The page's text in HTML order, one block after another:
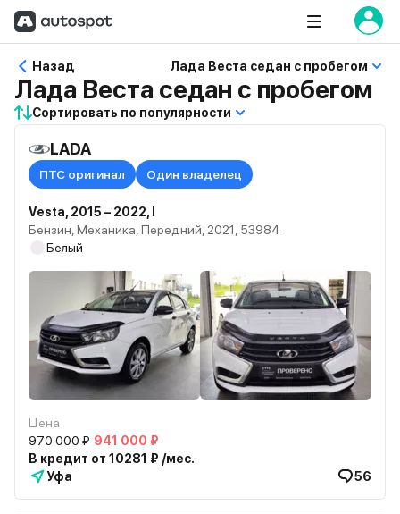
Назад Лада Веста седан с пробегом
Лада Веста седан с пробегом
Сортировать по популярности
LADA
ПТС оригинал Один владелец
Vesta, 2015 – 2022, I
Бензин, Механика, Передний, 2021, 53984
Белый
Цена
970 000 ₽ 941 000 ₽
В кредит от 10281 ₽ /мес.
Уфа
56